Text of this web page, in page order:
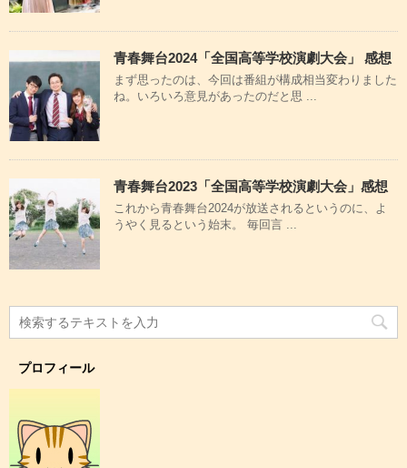
青春舞台2024「全国高等学校演劇大会」 感想
まず思ったのは、今回は番組が構成相当変わりました
ね。いろいろ意見があったのだと思 ...
青春舞台2023「全国高等学校演劇大会」感想
これから青春舞台2024が放送されるというのに、よ
うやく見るという始末。 毎回言 ...
プロフィール